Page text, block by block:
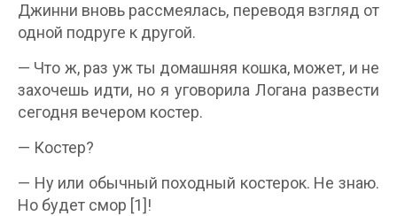
Джинни вновь рассмеялась, переводя взгляд от
одной подруге к другой.
— Что ж, раз уж ты домашняя кошка, может, и не
захочешь идти, но я уговорила Логана развести
сегодня вечером костер.
— Костер?
— Ну или обычный походный костерок. Не знаю.
Но будет смор [1]!